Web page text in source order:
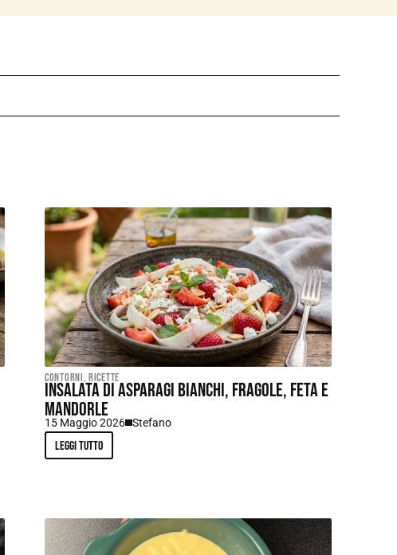
Contorni,Ricette
Insalata di asparagi bianchi, fragole, feta e
mandorle
15 Maggio 2026 Stefano
Leggi tutto